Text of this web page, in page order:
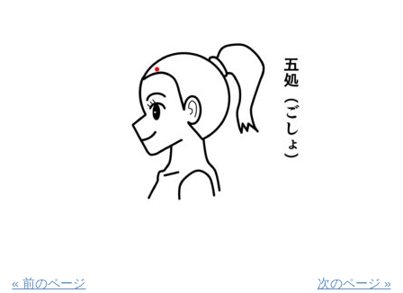
« 前のページ 次のページ »